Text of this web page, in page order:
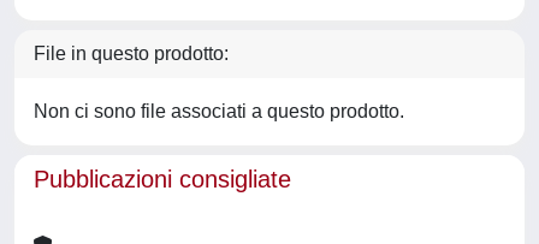
File in questo prodotto:
Non ci sono file associati a questo prodotto.
Pubblicazioni consigliate